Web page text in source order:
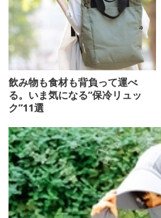
飲み物も食材も背負って運べ
る。いま気になる“保冷リュッ
ク”11選